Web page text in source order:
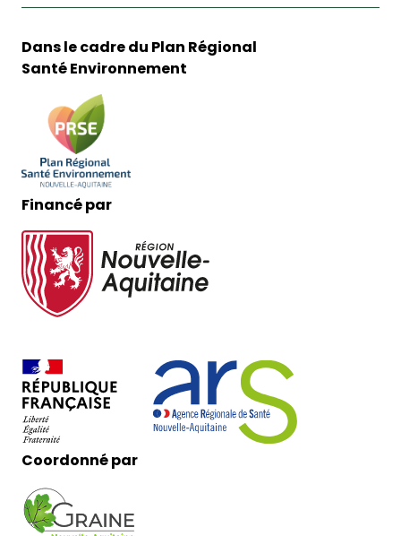
Dans le cadre du Plan Régional
Santé Environnement
Financé par
Coordonné par